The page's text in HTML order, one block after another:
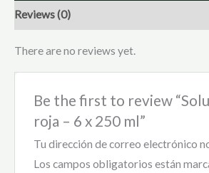
Reviews (0)
There are no reviews yet.
Be the first to review
roja – 6 x 250 ml”
Tu dirección de correo electrónico
Los campos obligatorios están